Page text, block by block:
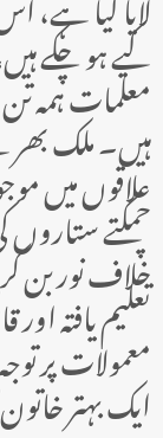
کیے ہو چکے
معلمات ہمہ
ہیں۔ ملک
علاقوں میں
چمکتے
خلاف نور بن
تعلیم یافتہ
معمولات پر
ایک بہتر